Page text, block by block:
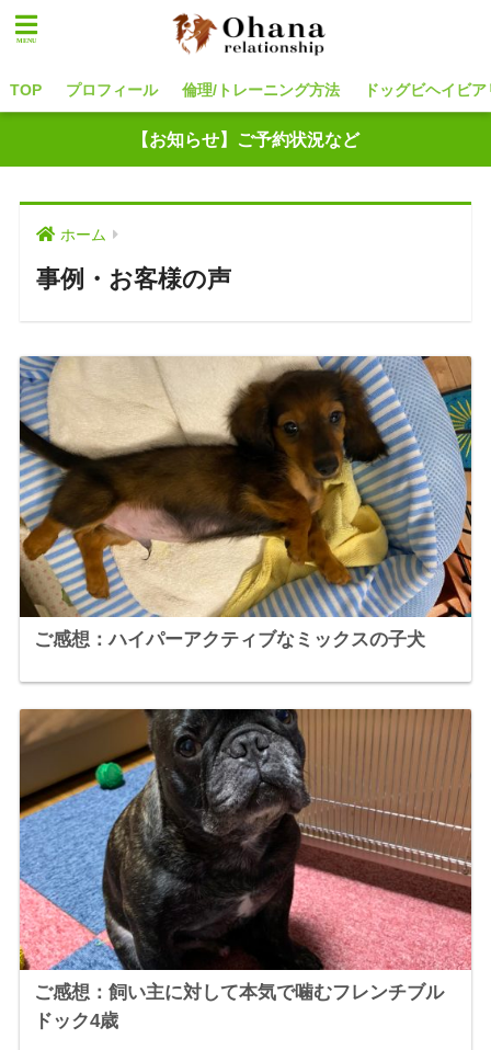
TOP プロフィール 倫理/トレーニング方法 ドッグビヘイビ
【お知らせ】ご予約状況など
ホーム
事例・お客様の声
ご感想：ハイパーアクティブなミックスの子犬
ご感想：飼い主に対して本気で噛むフレンチブル
ドック4歳